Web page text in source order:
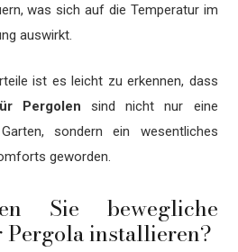
was sich auf die Temperatur im
auswirkt.
ist es leicht zu erkennen, dass
Pergolen sind nicht nur eine
sondern ein wesentliches
geworden.
Sie bewegliche
installieren?